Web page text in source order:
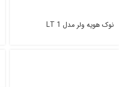
نوک هویه ولر مدل LT 1